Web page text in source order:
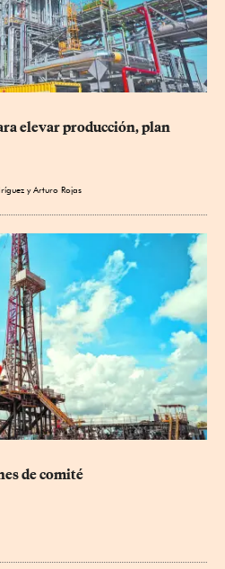
elevar producción, plan
yArturo Rojas
de comité